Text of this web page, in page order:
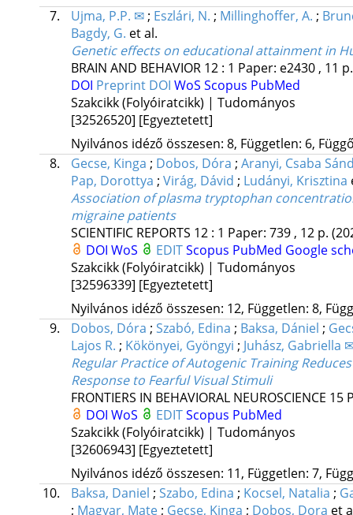
7.
Ujma, P.P. ✉; Eszlári, N. ; Millinghoffer, A. ;
Bagdy, G. et al.
Genetic effects on educational attainment in
BRAIN AND BEHAVIOR 12: 1 Paper: e2430 , 11
DOI Preprint DOI WoS Scopus PubMed
Szakcikk (Folyóiratcikk) | Tudományos
[32526520] [Egyeztetett]
Nyilvános idéző összesen: 8, Független: 6,
8.
Gecse, Kinga ; Dobos, Dóra ; Aranyi, Csaba
Pap, Dorottya ; Virág, Dávid ; Ludányi, Krisztina
Association of plasma tryptophan
migraine patients
SCIENTIFIC REPORTS 12: 1 Paper: 739 , 12 p.
DOI WoS EDITScopus PubMed Google
Szakcikk (Folyóiratcikk) | Tudományos
[32596339] [Egyeztetett]
Nyilvános idéző összesen: 12, Független: 8,
9.
Dobos, Dóra ; Szabó, Edina ; Baksa, Dániel ;
Lajos R. ; Kökönyei, Gyöngyi ; Juhász, Gabriella
Regular Practice of Autogenic Training
Response to Fearful Visual Stimuli
FRONTIERS IN BEHAVIORAL NEUROSCIENCE 15
DOI WoS EDITScopus PubMed
Szakcikk (Folyóiratcikk) | Tudományos
[32606943] [Egyeztetett]
Nyilvános idéző összesen: 11, Független: 7,
10.
Baksa, Daniel ; Szabo, Edina ; Kocsel, Natalia ;
; Magyar, Mate ; Gecse, Kinga ; Dobos, Dora et